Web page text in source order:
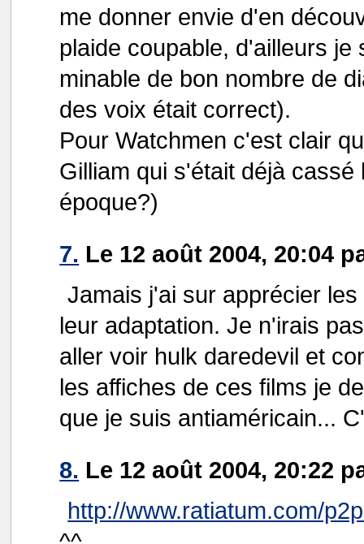
me donner envie d'en
plaide coupable, d'ailleurs
minable de bon nombre de
des voix était correct).
Pour Watchmen c'est clair
Gilliam qui s'était déjà
époque?)
7. Le 12 août 2004, 20:04
Jamais j'ai sur apprécier
leur adaptation. Je n'irais
aller voir hulk daredevil et
les affiches de ces films je
que je suis antiaméricain...
8. Le 12 août 2004, 20:22
http://www.ratiatum.com/